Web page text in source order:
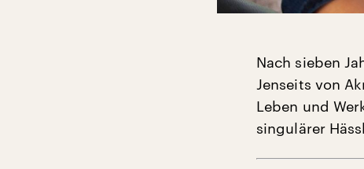
Nach sieben
Jenseits von
Leben und
singulärer